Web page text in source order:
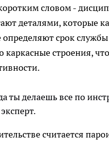
словом -
деталями, которые
определяют срок
каркасные строения,
ты делаешь все по
считается